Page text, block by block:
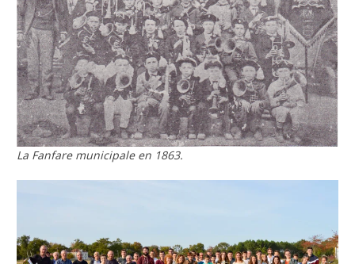
La Fanfare municipale en 1863.